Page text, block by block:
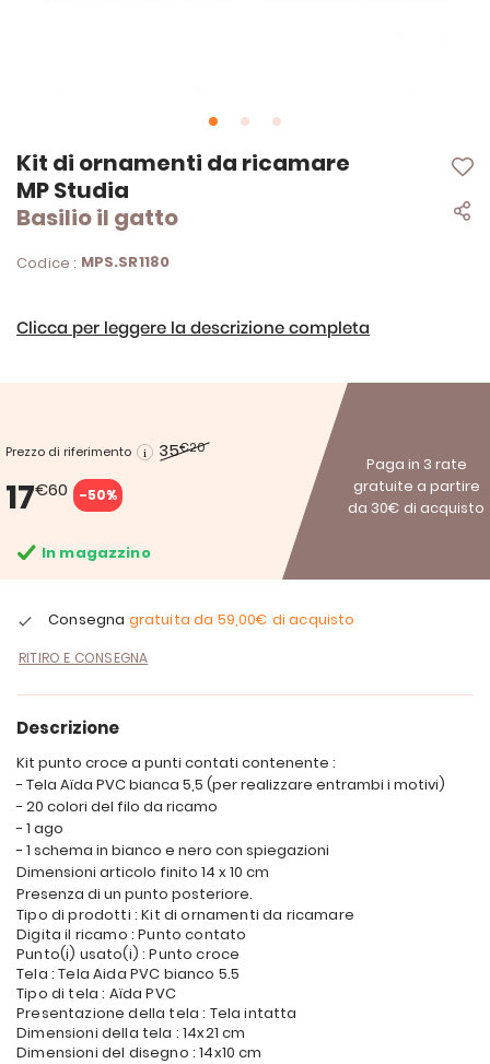
Kit di ornamenti da ricamare
MP Studia
Basilio il gatto
Codice : MPS.SR1180
Clicca per leggere la descrizione completa
Prezzo di riferimento 35€20
17€60 -50%
Paga in 3 rate
gratuite a partire
da 30€ di acquisto
In magazzino
Consegna gratuita da 59,00€ di acquisto
RITIRO E CONSEGNA
Vai
all'inizio
della
galleria
immagini
Descrizione
Kit punto croce a punti contati contenente :
- Tela Aïda PVC bianca 5,5 (per realizzare entrambi i motivi)
- 20 colori del filo da ricamo
- 1 ago
- 1 schema in bianco e nero con spiegazioni
Dimensioni articolo finito 14 x 10 cm
Presenza di un punto posteriore.
Tipo di prodotti : Kit di ornamenti da ricamare
Digita il ricamo : Punto contato
Punto(i) usato(i) : Punto croce
Tela : Tela Aida PVC bianco 5.5
Tipo di tela : Aïda PVC
Presentazione della tela : Tela intatta
Dimensioni della tela : 14x21 cm
Dimensioni del disegno : 14x10 cm